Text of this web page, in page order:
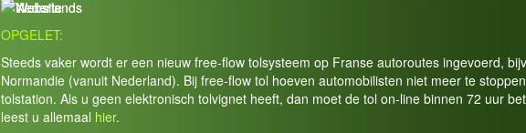
OPGELET:
Steeds vaker wordt er een nieuw free-flow tolsysteem op Franse autoroutes ingevoerd,
Normandie (vanuit Nederland). Bij free-flow tol hoeven automobilisten niet meer te
tolstation. Als u geen elektronisch tolvignet heeft, dan moet de tol on-line binnen 72 uur
leest u allemaal hier.